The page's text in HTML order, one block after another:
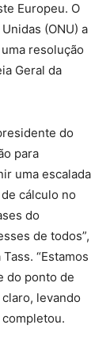
Europeu. O
(ONU) a
resolução
Geral da
do
para
uma escalada
cálculo no
do
de todos”,
“Estamos
do ponto de
levando
completou.